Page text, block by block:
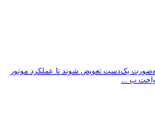
یک‌دست تعویض شوند تا عملکرد موتور
ب ...